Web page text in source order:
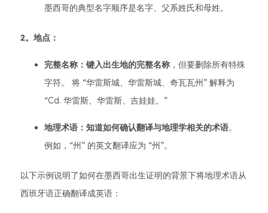
墨西哥的典型名字顺序是名字、父系姓氏和母姓。
2。地点：
完整名称：键入出生地的完整名称 ，但要删除所有特殊
字符。 将 “华雷斯城、华雷斯城、奇瓦瓦州” 解释为
“Cd. 华雷斯、华雷斯、吉娃娃。”
地理术语：知道如何确认翻译与地理学相关的术语。
例如，“州” 的英文翻译应为 “州”。
以下示例说明了如何在墨西哥出生证明的背景下将地理术语从
西班牙语正确翻译成英语：